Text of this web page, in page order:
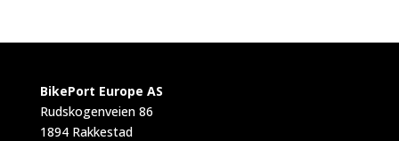
BikePort Europe AS
Rudskogenveien 86
1894 Rakkestad